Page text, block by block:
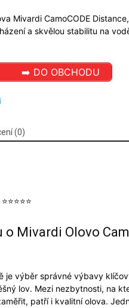
Mivardi CamoCODE
a skvělou stabilitu na
➡️ DO OBCHODU
(0)
o Mivardi Olovo
je výběr správné výbavy
lov. Mezi nezbytnosti, na
patří i kvalitní olova.